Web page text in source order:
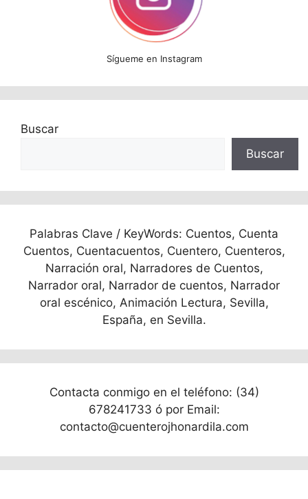
Sígueme en Instagram
Buscar
Buscar
Palabras Clave / KeyWords: Cuentos, Cuenta
Cuentos, Cuentacuentos, Cuentero, Cuenteros,
Narración oral, Narradores de Cuentos,
Narrador oral, Narrador de cuentos, Narrador
oral escénico, Animación Lectura, Sevilla,
España, en Sevilla.
Contacta conmigo en el teléfono: (34)
678241733 ó por Email:
contacto@cuenterojhonardila.com